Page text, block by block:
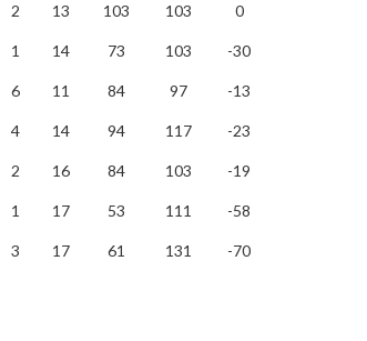
2 13 103 103 0
1 14 73 103 -30
6 11 84 97 -13
4 14 94 117 -23
2 16 84 103 -19
1 17 53 111 -58
3 17 61 131 -70